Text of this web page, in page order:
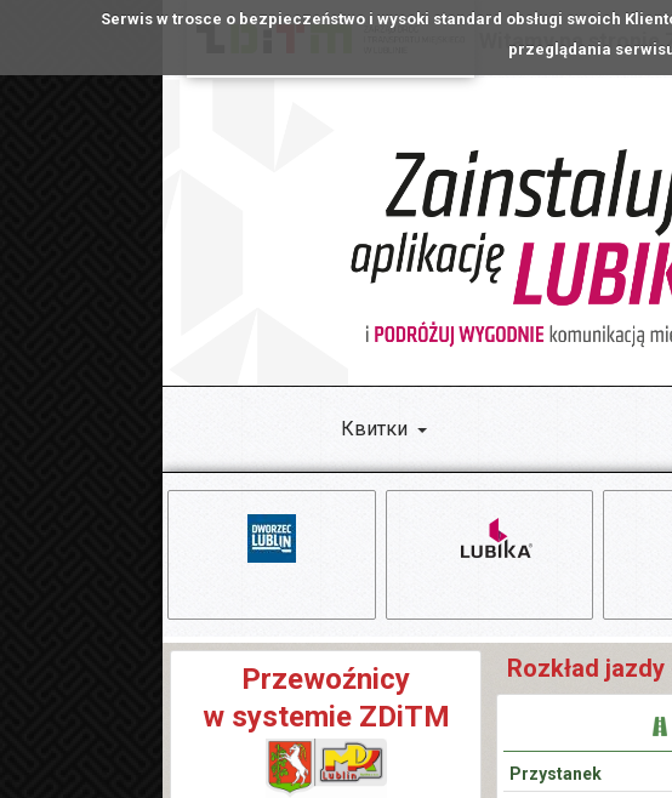
Serwis w trosce o bezpieczeństwo i wysoki standard obsługi swoich
przeglądania
Witamy na
Квитки
Przewoźnicy
w systemie ZDiTM
Rozkład
Przystanek